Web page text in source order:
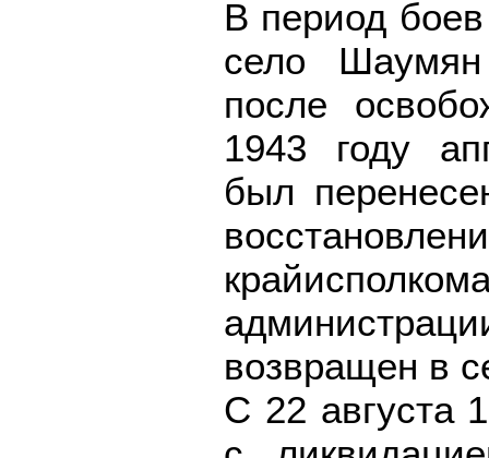
В период
село
после
1943 году
был
возвращен в
С 22 августа